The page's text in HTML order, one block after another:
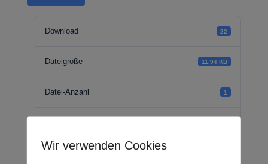
Download 22
Dateigröße 11.94 KB
Datei-Anzahl 1
Wir verwenden Cookies